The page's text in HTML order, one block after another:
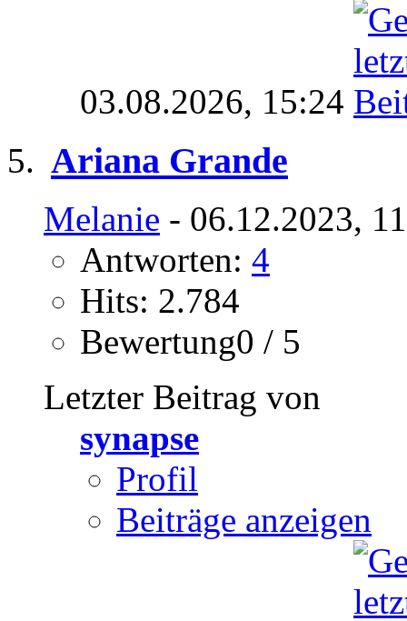
03.08.2026, 15:24
Ariana Grande
Melanie - 06.12.2023,
Antworten: 4
Hits: 2.784
Bewertung0 / 5
Letzter Beitrag von
synapse
Profil
Beiträge anzeigen